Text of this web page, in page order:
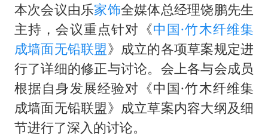
本次会议由乐家饰全媒体总经理饶鹏先生
主持，会议重点针对《中国·竹木纤维集
成墙面无铅联盟》成立的各项草案规定进
行了详细的修正与讨论。会上各与会成员
根据自身发展经验对《中国·竹木纤维集
成墙面无铅联盟》成立草案内容大纲及细
节进行了深入的讨论。